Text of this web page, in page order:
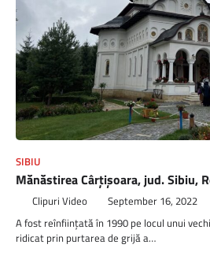
SIBIU
Mănăstirea Cârţişoara, jud. Sibiu,
Clipuri Video September 16, 2022
A fost reînfiinţată în 1990 pe locul unui
ridicat prin purtarea de grijă a…